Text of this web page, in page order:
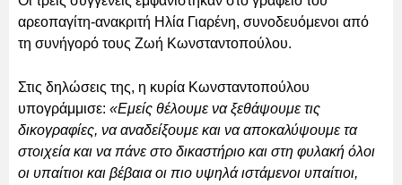
αρεοπαγίτη-ανακριτή Ηλία Γιαρένη, συνοδευόμενοι από
τη συνήγορό τους Ζωή Κωνσταντοπούλου.
Στις δηλώσεις της, η κυρία Κωνσταντοπούλου
υπογράμμισε: «Εμείς θέλουμε να ξεθάψουμε τις
δικογραφίες, να αναδείξουμε και να αποκαλύψουμε τα
στοιχεία και να πάνε στο δικαστήριο και στη φυλακή όλοι
οι υπαίτιοι και βέβαια οι πιο υψηλά ιστάμενοι υπαίτιοι,